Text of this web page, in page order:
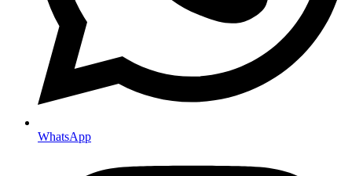
WhatsApp